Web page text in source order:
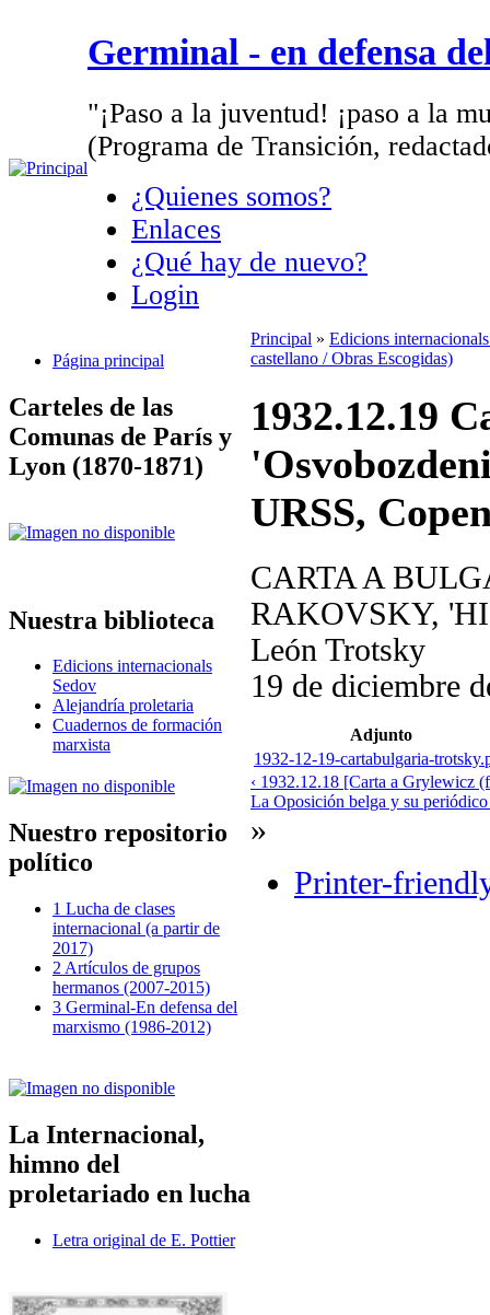
Germinal - en defensa
"¡Paso a la juventud! ¡paso a la
(Programa de Transición,
¿Quienes somos?
Enlaces
¿Qué hay de nuevo?
Login
Página principal
Carteles de las
Comunas de París y
Lyon (1870-1871)
Nuestra biblioteca
Edicions internacionals
Sedov
Alejandría proletaria
Cuadernos de formación
marxista
Nuestro repositorio
político
1 Lucha de clases
internacional (a partir de
2017)
2 Artículos de grupos
hermanos (2007-2015)
3 Germinal-En defensa del
marxismo (1986-2012)
La Internacional,
himno del
proletariado en lucha
Letra original de E. Pottier
Principal » Edicions
castellano / Obras Escogidas)
1932.12.19
URSS,
CARTA A
RAKOVSKY,
León Trotsky
19 de diciembre
Adjunto
1932-12-19-cartabulgaria-
‹ 1932.12.18 [Carta a Grylewicz
La Oposición belga y su periódico
»
Printer-